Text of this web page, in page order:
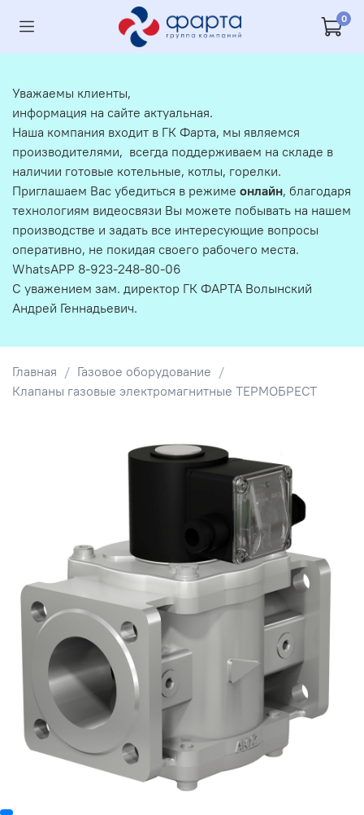
0
Главная
Газовое оборудование
Клапаны газовые электромагнитные ТЕРМОБРЕСТ
Уважаемы клиенты,
информация на сайте актуальная.
Наша компания входит в ГК Фарта, мы являемся
производителями, всегда поддерживаем на складе в
наличии готовые котельные, котлы, горелки.
Приглашаем Вас убедиться в режиме онлайн, благодаря
технологиям видеосвязи Вы можете побывать на нашем
производстве и задать все интересующие вопросы
оперативно, не покидая своего рабочего места.
WhatsAPP 8-923-248-80-06
С уважением зам. директор ГК ФАРТА Волынский
Андрей Геннадьевич.